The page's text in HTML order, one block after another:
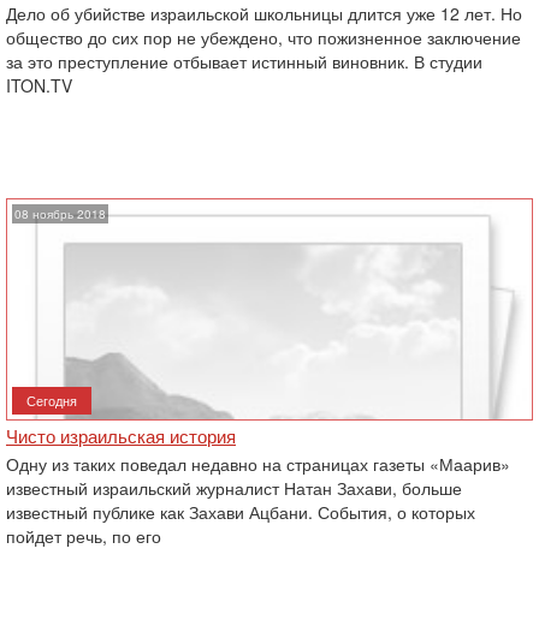
Дело об убийстве израильской школьницы длится уже 12 лет. Но
общество до сих пор не убеждено, ‎что пожизненное заключение
за это преступление отбывает истинный виновник. В студии
ITON.TV
08 ноябрь 2018
Сегодня
Чисто израильская история
Одну из таких поведал недавно на страницах газеты «Маарив»
известный израильский журналист Натан Захави, больше
известный публике как Захави Ацбани. События, о которых
пойдет речь, по его